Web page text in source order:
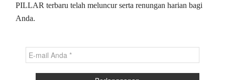
PILLAR terbaru telah meluncur serta renungan harian bagi
Anda.